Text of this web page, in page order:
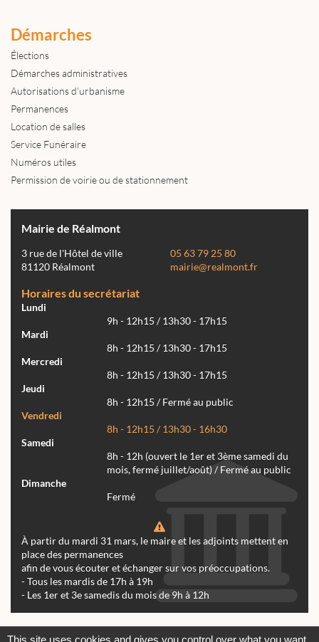
Démarches
Élections
Démarches administratives
Autorisations d'urbanisme
Permanences
Location de salles
Service Funéraire
Numéros utiles
Permission de voirie ou de stationnement
Mairie de Réalmont
3 rue de l'Hôtel de ville
81120 Réalmont
05 63 79 25 80
mairie@realmont.fr
Horaires du secrétariat
Lundi
9h - 12h15 / 13h30 - 17h15
Mardi
8h - 12h15 / 13h30 - 17h15
Mercredi
8h - 12h15 / 13h30 - 17h15
Jeudi
8h - 12h15 / Fermé au public
Vendredi
8h - 12h15 / 13h30 - 16h30
Samedi
8h - 12h (ouvert le 1er et 3ème samedi du
mois, fermé juillet/août) / Fermé au public
Dimanche
Fermé
À partir du mardi 31 mars, le maire et les adjoints mettent en
place des permanences
afin de vous écouter et échanger sur vos préoccupations.
- Tous les mardis de 17h à 19h
- Les 1er et 3e samedis du mois de 9h à 12h
This site uses cookies and gives you control over what you want